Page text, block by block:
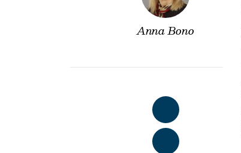
Anna Bono